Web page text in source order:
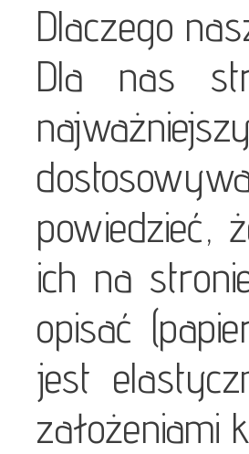
Dlaczego
Dla nas
powiedzieć,
ich na
opisać
jest
założeniami